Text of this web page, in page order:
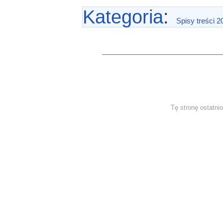
Kategoria: Spisy treści
Tę stronę